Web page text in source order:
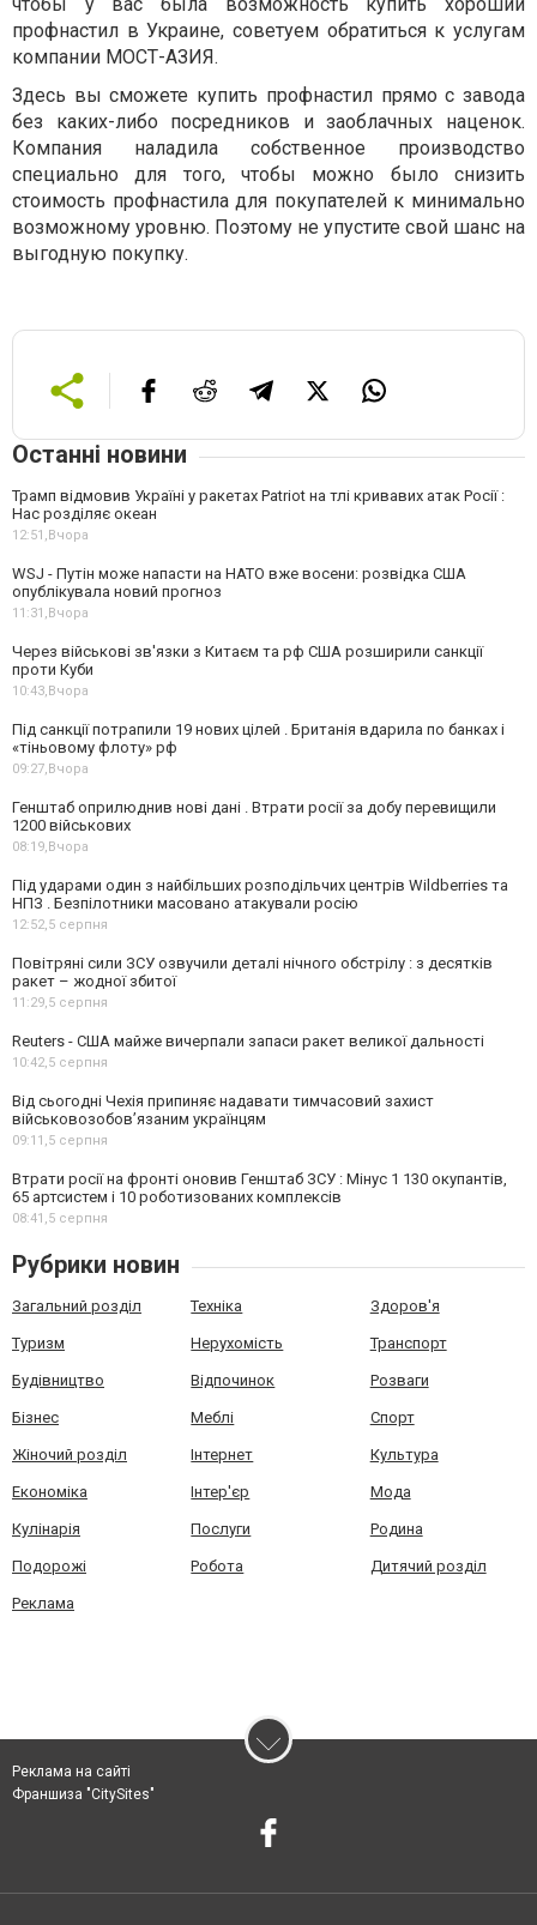
профнастил в Украине, советуем обратиться к услугам
компании МОСТ-АЗИЯ.
Здесь вы сможете купить профнастил прямо с завода
без каких-либо посредников и заоблачных наценок.
Компания наладила собственное производство
специально для того, чтобы можно было снизить
стоимость профнастила для покупателей к минимально
возможному уровню. Поэтому не упустите свой шанс на
выгодную покупку.
Останні новини
Трамп відмовив Україні у ракетах Patriot на тлі кривавих атак Росії :
Нас розділяє океан
12:51, Вчора
WSJ - Путін може напасти на НАТО вже восени: розвідка США
опублікувала новий прогноз
11:31, Вчора
Через військові зв'язки з Китаєм та рф США розширили санкції
проти Куби
10:43, Вчора
Під санкції потрапили 19 нових цілей . Британія вдарила по банках і
«тіньовому флоту» рф
09:27, Вчора
Генштаб оприлюднив нові дані . Втрати росії за добу перевищили
1200 військових
08:19, Вчора
Під ударами один з найбільших розподільчих центрів Wildberries та
НПЗ . Безпілотники масовано атакували росію
12:52,5 серпня
Повітряні сили ЗСУ озвучили деталі нічного обстрілу : з десятків
ракет – жодної збитої
11:29,5 серпня
Reuters - США майже вичерпали запаси ракет великої дальності
10:42,5 серпня
Від сьогодні Чехія припиняє надавати тимчасовий захист
військовозобов’язаним українцям
09:11,5 серпня
Втрати росії на фронті оновив Генштаб ЗСУ : Мінус 1 130 окупантів,
65 артсистем і 10 роботизованих комплексів
08:41,5 серпня
Рубрики новин
Загальний розділ Техніка Здоров'я
Туризм Нерухомість Транспорт
Будівництво Відпочинок Розваги
Бізнес Меблі Спорт
Жіночий розділ Інтернет Культура
Економіка Інтер'єр Мода
Кулінарія Послуги Родина
Подорожі Робота Дитячий розділ
Реклама
Реклама на сайті
Франшиза "CitySites"